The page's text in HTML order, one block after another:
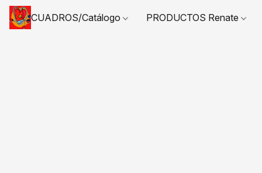
CUADROS/Catálogo PRODUCTOS Renate